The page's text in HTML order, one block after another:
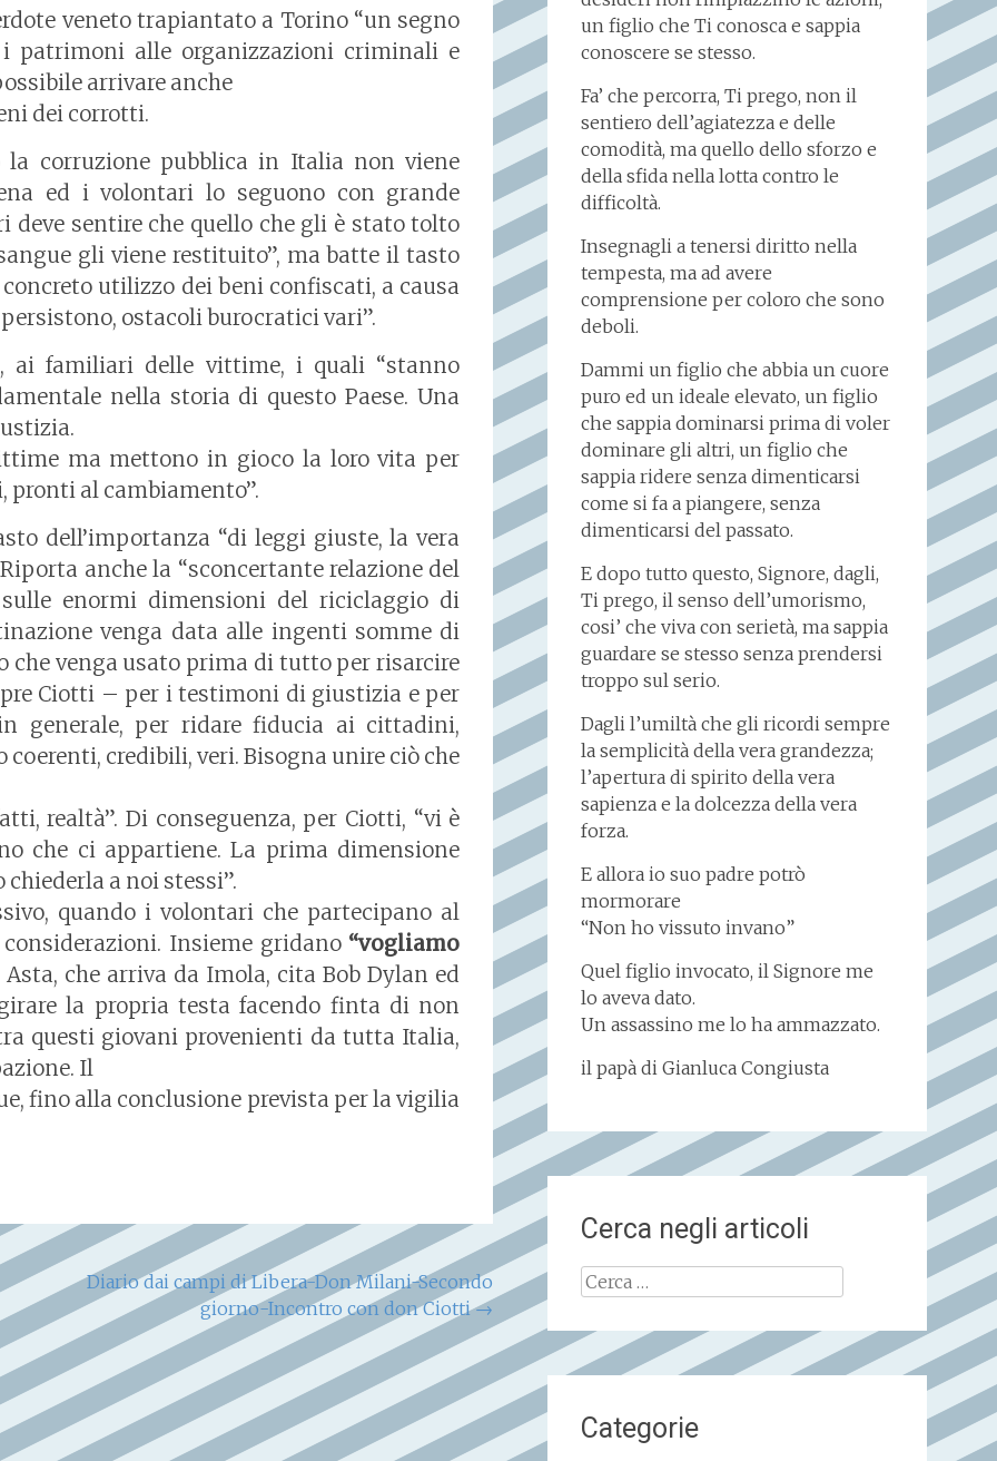
veneto trapiantato a Torino “un segno
patrimoni alle organizzazioni criminali e
arrivare anche
dei corrotti.
la corruzione pubblica in Italia non viene
ed i volontari lo seguono con grande
sentire che quello che gli è stato tolto
gli viene restituito”, ma batte il tasto
utilizzo dei beni confiscati, a causa
ostacoli burocratici vari”.
ai familiari delle vittime, i quali “stanno
nella storia di questo Paese. Una
ma mettono in gioco la loro vita per
al cambiamento”.
dell’importanza “di leggi giuste, la vera
anche la “sconcertante relazione del
enormi dimensioni del riciclaggio di
venga data alle ingenti somme di
che venga usato prima di tutto per risarcire
Ciotti – per i testimoni di giustizia e per
generale, per ridare fiducia ai cittadini,
credibili, veri. Bisogna unire ciò che
realtà”. Di conseguenza, per Ciotti, “vi è
che ci appartiene. La prima dimensione
a noi stessi”.
quando i volontari che partecipano al
Insieme gridano “vogliamo
che arriva da Imola, cita Bob Dylan ed
la propria testa facendo finta di non
questi giovani provenienti da tutta Italia,
Il
fino alla conclusione prevista per la vigilia
Diario dai campi di Libera-Don Milani-Secondo
giorno-Incontro con don Ciotti→
un figlio che Ti conosca e sappia
conoscere se stesso.
Fa’ che percorra, Ti prego, non il
sentiero dell’agiatezza e delle
comodità, ma quello dello sforzo e
della sfida nella lotta contro le
difficoltà.
Insegnagli a tenersi diritto nella
tempesta, ma ad avere
comprensione per coloro che sono
deboli.
Dammi un figlio che abbia un cuore
puro ed un ideale elevato, un figlio
che sappia dominarsi prima di voler
dominare gli altri, un figlio che
sappia ridere senza dimenticarsi
come si fa a piangere, senza
dimenticarsi del passato.
E dopo tutto questo, Signore, dagli,
Ti prego, il senso dell’umorismo,
cosi’ che viva con serietà, ma sappia
guardare se stesso senza prendersi
troppo sul serio.
Dagli l’umiltà che gli ricordi sempre
la semplicità della vera grandezza;
l’apertura di spirito della vera
sapienza e la dolcezza della vera
forza.
E allora io suo padre potrò
mormorare
“Non ho vissuto invano”
Quel figlio invocato, il Signore me
lo aveva dato.
Un assassino me lo ha ammazzato.
il papà di Gianluca Congiusta
Cerca negli articoli
Ricerca
Categorie